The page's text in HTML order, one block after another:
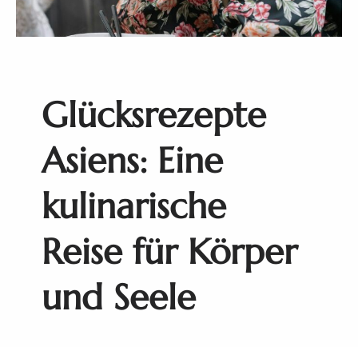
R
e
b
u
h
i
E
i
e
y
m
b
i
o
Glücksrezepte
Asiens: Eine
kulinarische
Reise für Körper
und Seele